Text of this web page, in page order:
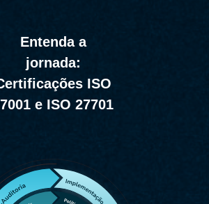
Entenda a
jornada:
ISO
e ISO 27701